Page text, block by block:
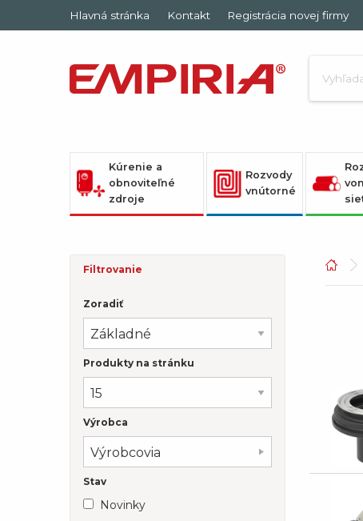
Hlavná stránka Kontakt Registrácia novej firmy
Kúrenie a
obnoviteľné
zdroje
Rozvody
vnútorné
Filtrovanie
Zoradiť
Produkty na stránku
Výrobca
Výrobcovia
Stav
Novinky